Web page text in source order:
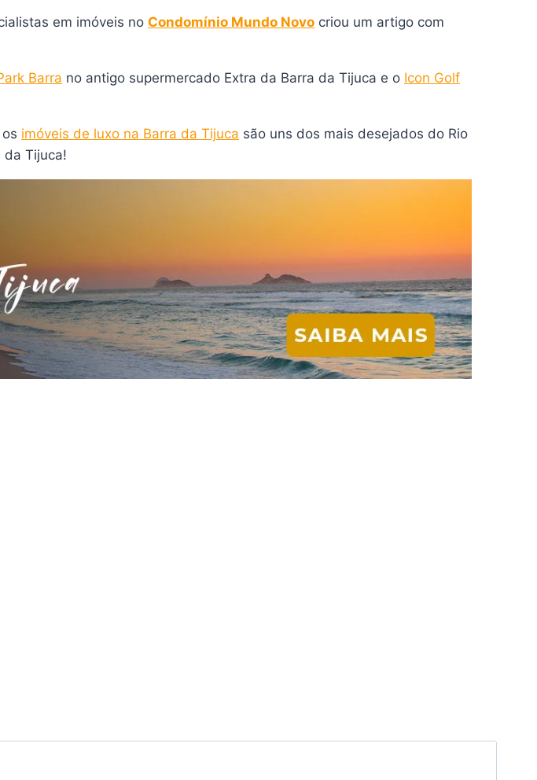
em imóveis no Condomínio Mundo Novo criou um artigo com
Barra no antigo supermercado Extra da Barra da Tijuca e o Icon Golf
imóveis de luxo na Barra da Tijuca são uns dos mais desejados do Rio
da Tijuca!